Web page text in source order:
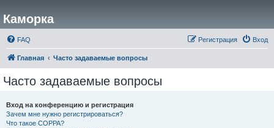
Каморка
FAQ Вход
Регистрация
Главная Часто задаваемые вопросы
Часто задаваемые вопросы
Вход на конференцию и регистрация
Зачем мне нужно регистрироваться?
Что такое COPPA?